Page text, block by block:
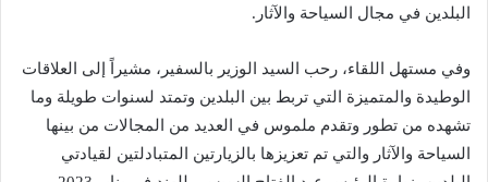
البلدين في مجال السياحة والآثار.
وفي مستهل اللقاء، رحب السيد الوزير بالسفير، مشيراً إلى العلاقات
الوطيدة والمتميزة التي تربط بين البلدين وتمتد لسنوات طويلة وما
تشهده من تطور وتقدم ملموس في العديد من المجالات من بينها
السياحة والآثار والتي تم تعزيزها بالزيارتين المتبادلتين لقيادتي